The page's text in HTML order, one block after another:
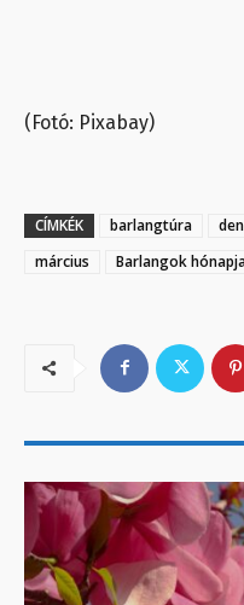
(Fotó: Pixabay)
CÍMKÉK barlangtúra
március
Barlangok